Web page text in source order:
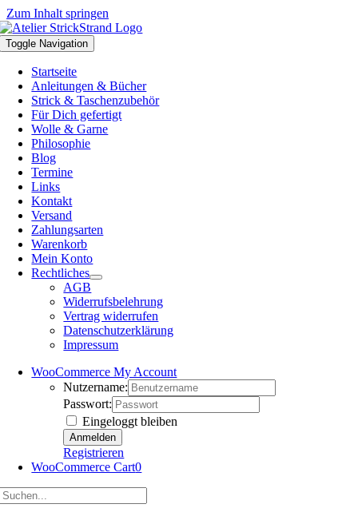
Zum Inhalt springen
Toggle Navigation
Startseite
Anleitungen & Bücher
Strick & Taschenzubehör
Für Dich gefertigt
Wolle & Garne
Philosophie
Blog
Termine
Links
Kontakt
Versand
Zahlungsarten
Warenkorb
Mein Konto
Rechtliches
AGB
Widerrufsbelehrung
Vertrag widerrufen
Datenschutzerklärung
Impressum
WooCommerce My Account
Nutzername:
Passwort:
Eingeloggt bleiben
Registrieren
WooCommerce Cart0